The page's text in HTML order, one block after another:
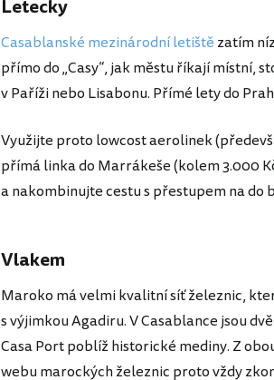
Letecky
Casablanské mezinárodní letiště zatím
přímo do „Casy“, jak městu říkají místní,
v Paříži nebo Lisabonu. Přímé lety do
Využijte proto lowcost aerolinek
přímá linka do Marrákeše (kolem 3.000
a nakombinujte cestu s přestupem na do
Vlakem
Maroko má velmi kvalitní síť železnic,
s výjimkou Agadiru. V Casablance jsou
Casa Port poblíž historické mediny. Z
webu marockých železnic proto vždy